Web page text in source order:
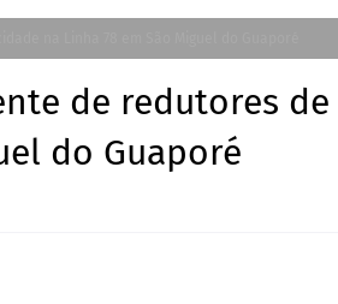
de redutores de
do Guaporé